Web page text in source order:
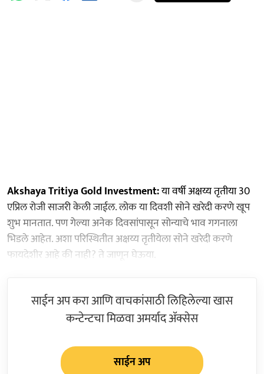
Akshaya Tritiya Gold Investment:या वर्षी अक्षय्य तृतीया 30
एप्रिल रोजी साजरी केली जाईल. लोक या दिवशी सोने खरेदी करणे खूप
शुभ मानतात. पण गेल्या अनेक दिवसांपासून सोन्याचे भाव गगनाला
भिडले आहेत. अशा परिस्थितीत अक्षय्य तृतीयेला सोने खरेदी करणे
फायदेशीर आहे की नाही? ते जाणून घेऊया.
साईन अप करा आणि वाचकांसाठी लिहिलेल्या खास
कन्टेन्टचा मिळवा अमर्याद ॲक्सेस
साईन अप